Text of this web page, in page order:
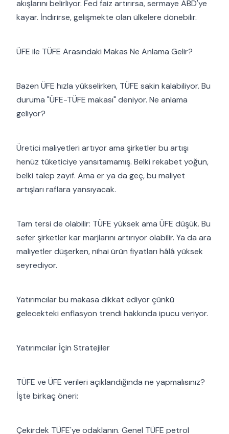
akışlarını belirliyor. Fed faiz artırırsa, sermaye ABD'ye
kayar. İndirirse, gelişmekte olan ülkelere dönebilir.
ÜFE ile TÜFE Arasındaki Makas Ne Anlama Gelir?
Bazen ÜFE hızla yükselirken, TÜFE sakin kalabiliyor. Bu
duruma "ÜFE-TÜFE makası" deniyor. Ne anlama
geliyor?
Üretici maliyetleri artıyor ama şirketler bu artışı
henüz tüketiciye yansıtamamış. Belki rekabet yoğun,
belki talep zayıf. Ama er ya da geç, bu maliyet
artışları raflara yansıyacak.
Tam tersi de olabilir: TÜFE yüksek ama ÜFE düşük. Bu
sefer şirketler kar marjlarını artırıyor olabilir. Ya da ara
maliyetler düşerken, nihai ürün fiyatları hâlâ yüksek
seyrediyor.
Yatırımcılar bu makasa dikkat ediyor çünkü
gelecekteki enflasyon trendi hakkında ipucu veriyor.
Yatırımcılar İçin Stratejiler
TÜFE ve ÜFE verileri açıklandığında ne yapmalısınız?
İşte birkaç öneri:
Çekirdek TÜFE'ye odaklanın. Genel TÜFE petrol